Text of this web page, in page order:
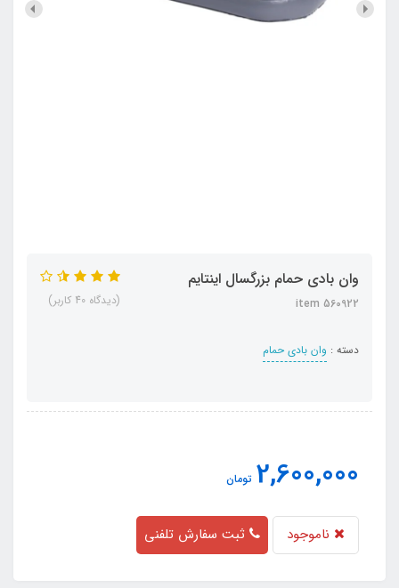
وان بادی حمام بزرگسال اینتایم
item 560922
دسته : وان بادی حمام
(دیدگاه 40 کاربر)
2,600,000 تومان
ناموجود ثبت سفارش تلفنی